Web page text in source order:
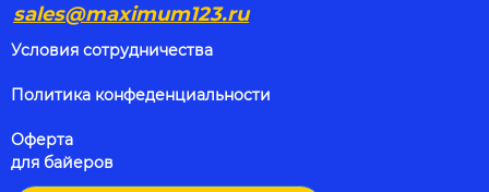
sales@maximum123.ru
Условия сотрудничества
Политика конфеденциальности
Оферта
для байеров